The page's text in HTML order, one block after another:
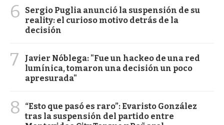
6
Sergio Puglia anunció la suspensión de su
reality: el curioso motivo detrás de la
decisión
7
Javier Nóblega: "Fue un hackeo de una red
lumínica, tomaron una decisión un poco
apresurada"
8
“Esto que pasó es raro”: Evaristo González
tras la suspensión del partido entre